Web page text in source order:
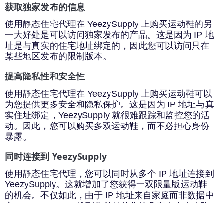
获取独家发布的信息
使用静态住宅代理在 YeezySupply 上购买运动鞋的另
一大好处是可以访问独家发布的产品。这是因为 IP 地
址是与真实的住宅地址绑定的，因此您可以访问只在
某些地区发布的限制版本。
提高隐私性和安全性
使用静态住宅代理在 YeezySupply 上购买运动鞋可以
为您提供更多安全和隐私保护。这是因为 IP 地址与真
实住址绑定，YeezySupply 就很难跟踪和监控您的活
动。因此，您可以购买多双运动鞋，而不必担心身份
暴露。
同时连接到 YeezySupply
使用静态住宅代理，您可以同时从多个 IP 地址连接到
YeezySupply。这就增加了您获得一双限量版运动鞋
的机会。不仅如此，由于 IP 地址来自家庭而非数据中